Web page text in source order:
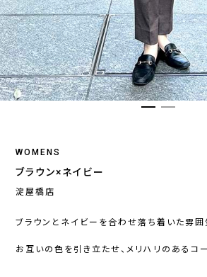
WOMENS
ブラウン×ネイビー
淀屋橋店
ブラウンとネイビーを合わせ落ち着いた雰囲
お互いの色を引き立たせ、メリハリのあるコー